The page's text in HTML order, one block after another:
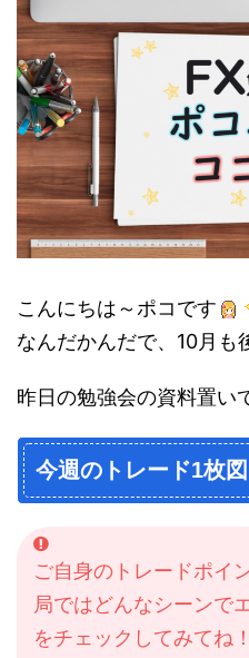
こんにちは～ポコです
なんだかんだで、10月も
昨日の勉強会の資料置い
今週のトレード1枚図
ご自身のトレードポイ
局ではどんなシーンで
をチェックしてみてね！